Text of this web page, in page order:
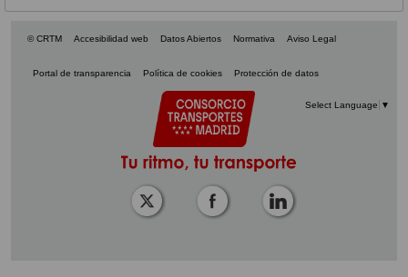
© CRTM Accesibilidad web Datos Abiertos Normativa Aviso Legal
Portal de transparencia Política de cookies Protección de datos
Select Language ▼